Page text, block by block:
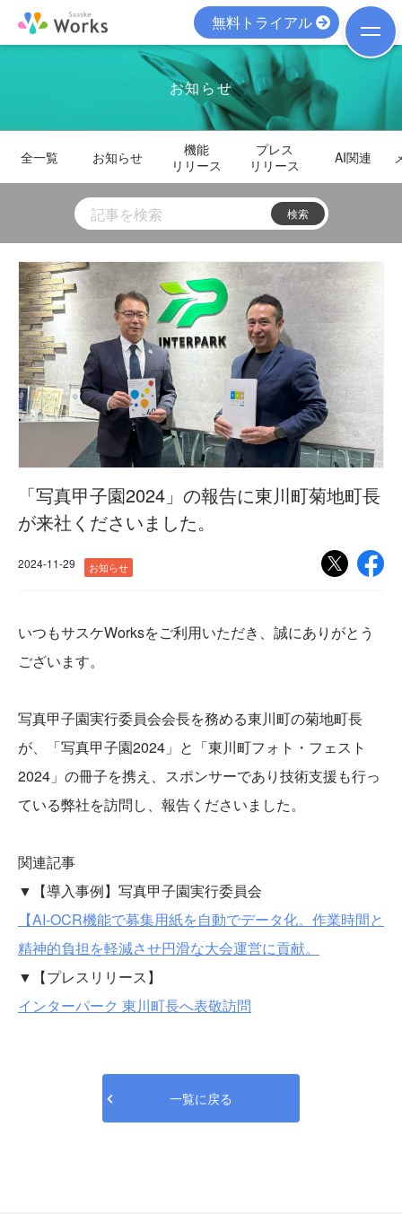
無料トライアル
お知らせ
全一覧 お知らせ
機能
リリース
プレス
リリース
AI関連
「写真甲子園2024」の報告に東川町菊地町長
が来社くださいました。
2024-11-29 お知らせ
いつもサスケWorksをご利用いただき、誠にありがとう
ございます。
写真甲子園実行委員会会長を務める東川町の菊地町長
が、「写真甲子園2024」と「東川町フォト・フェスト
2024」の冊子を携え、スポンサーであり技術支援も行っ
ている弊社を訪問し、報告くださいました。
関連記事
▼【導入事例】写真甲子園実行委員会
【AI‐OCR機能で募集用紙を自動でデータ化。作業時間と
精神的負担を軽減させ円滑な大会運営に貢献。
▼【プレスリリース】
インターパーク 東川町長へ表敬訪問
一覧に戻る